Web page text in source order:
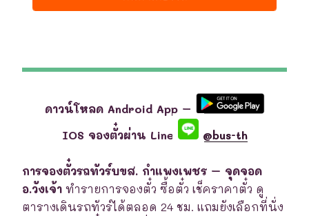
ดาวน์โหลด Android App –
IOS จองตั๋วผ่าน Line
@bus-th
การจองตั๋วรถทัวร์บขส. กำแพงเพชร – จุดจอด
อ.วังเจ้า ทำรายการจองตั๋ว ซื้อตั๋ว เช็คราคาตั๋ว ดู
ตารางเดินรถทัวร์ได้ตลอด 24 ชม. แถมยังเลือกที่นั่ง